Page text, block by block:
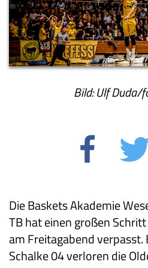
Bild: Ulf Duda/
Die Baskets Akademie
TB hat einen großen
am Freitagabend
Schalke 04 verloren die